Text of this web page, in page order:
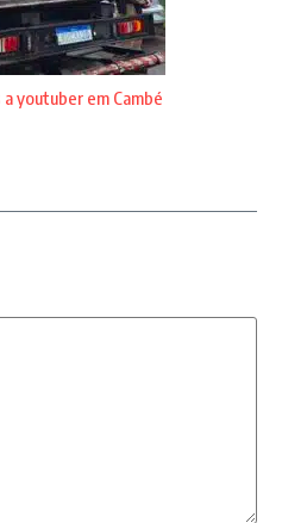
youtuber em Cambé